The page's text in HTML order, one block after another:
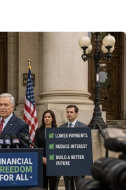
thuật truyền
đến khán giả tiết
qua phần biểu
Tadashi và
gốm Yakishime